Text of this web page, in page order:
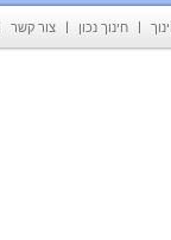
חינוך נכון צור קשר